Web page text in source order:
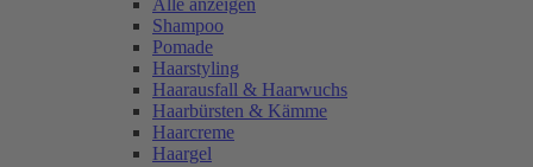
Alle anzeigen
Shampoo
Pomade
Haarstyling
Haarausfall & Haarwuchs
Haarbürsten & Kämme
Haarcreme
Haargel